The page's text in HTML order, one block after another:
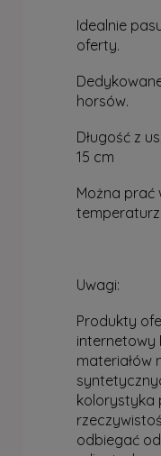
Idealnie
oferty.
horsów.
Długość z
15 cm
Można prać
Uwagi:
Produkty
internetowy
materiałów
kolorystyka
odbiegać